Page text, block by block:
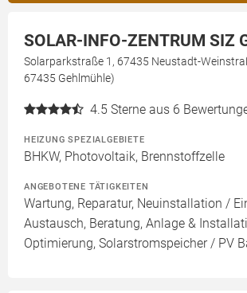
SOLAR-INFO-ZENTRUM SIZ
Solarparkstraße 1, 67435 Neustadt-
67435 Gehlmühle)
4.5 Sterne aus 6
HEIZUNG SPEZIALGEBIETE
BHKW, Photovoltaik, Brennstoffzelle
ANGEBOTENE TÄTIGKEITEN
Wartung, Reparatur, Neuinstallation /
Austausch, Beratung, Anlage &
Optimierung, Solarstromspeicher / PV